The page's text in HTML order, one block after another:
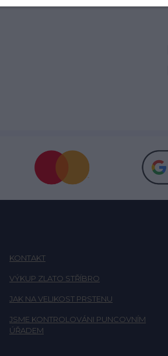
KONTAKT
VÝKUP ZLATO STŘÍBRO
JAK NA VELIKOST PRSTENU
JSME KONTROLOVÁNI PUNCOVNÍM
ÚŘADEM